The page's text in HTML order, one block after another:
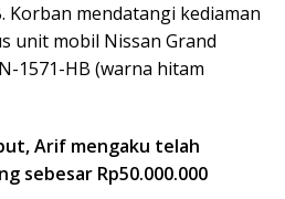
Korban mendatangi kediaman
unit mobil Nissan Grand
1571-HB (warna hitam
Arif mengaku telah
sebesar Rp50.000.000